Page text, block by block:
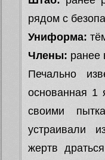
рядом с
Униформа:
Члены: ранее
Печально
основанная 1
своими
устраивали
жертв